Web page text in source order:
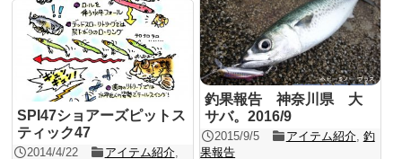
釣果報告 神奈川県 大
サバ。2016/9
2015/9/5 アイテム紹介, 釣
果報告
SPI47ショアーズピットス
ティック47
2014/4/22 アイテム紹介,